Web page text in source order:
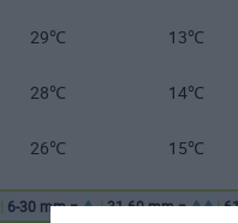
29℃ 13℃
28℃ 14℃
26℃ 15℃
| 6-30 mm = |31-60 mm = |